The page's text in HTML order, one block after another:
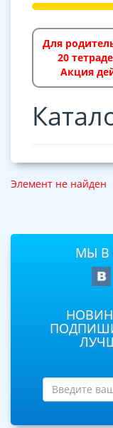
Для
20
Акция
Элемент не найден
МЫ В